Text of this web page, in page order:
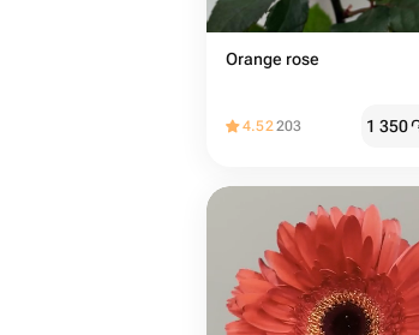
Orange rose
4.52203 1 350